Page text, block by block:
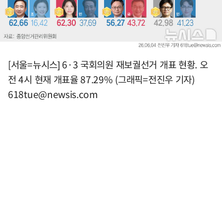
[서울=뉴시스] 6·3 국회의원 재보궐선거 개표 현황. 오
전 4시 현재 개표율 87.29% (그래픽=전진우 기자)
618tue@newsis.com